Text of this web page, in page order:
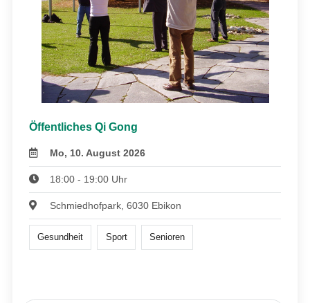
Öffentliches Qi Gong
Mo, 10. August 2026
18:00 - 19:00 Uhr
Schmiedhofpark, 6030 Ebikon
Gesundheit Sport Senioren